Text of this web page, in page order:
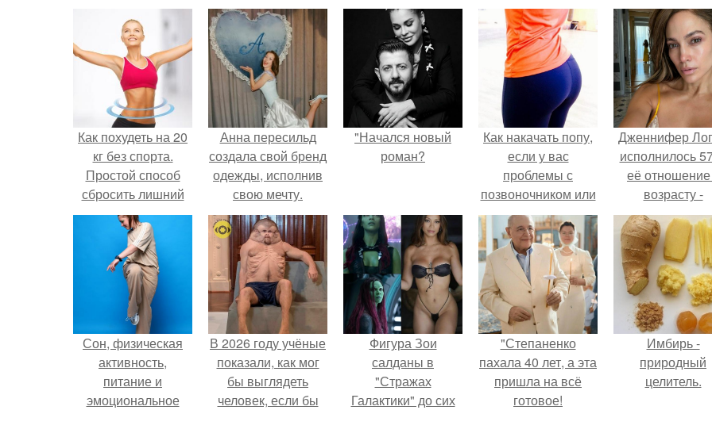
Как похудеть на 20
кг без спорта.
Простой способ
сбросить лишний
вес
Анна пересильд
создала свой бренд
одежды, исполнив
свою мечту.
"Начался новый
роман?
Как накачать попу,
если у вас
проблемы с
позвоночником или
тренировки попы
без осевой
нагрузки.
Дженнифер
исполнилось
её отношение
возрасту -
настоящий
манифест
уверенности:
говорите, что
отлично
для 57.
Сон, физическая
активность,
питание и
эмоциональное
В 2026 году учёные
показали, как мог
бы выглядеть
человек, если бы
Фигура Зои
салданы в
"Стражах
Галактики" до сих
"Степаненко
пахала 40 лет, а эта
пришла на всё
готовое!
Имбирь -
природный
целитель.